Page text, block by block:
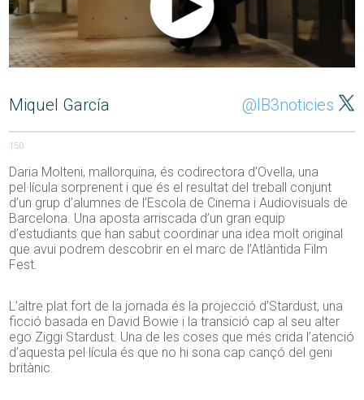
Miquel García @IB3noticies
150
Daria Molteni, mallorquina, és codirectora d’Ovella, una
pel·lícula sorprenent i que és el resultat del treball conjunt
d’un grup d’alumnes de l’Escola de Cinema i Audiovisuals de
Barcelona. Una aposta arriscada d’un gran equip
d’estudiants que han sabut coordinar una idea molt original
que avui podrem descobrir en el marc de l’Atlàntida Film
Fest.
L’altre plat fort de la jornada és la projecció d’Stardust, una
ficció basada en David Bowie i la transició cap al seu alter
ego Ziggi Stardust. Una de les coses que més crida l’atenció
d’aquesta pel·lícula és que no hi sona cap cançó del geni
britànic.